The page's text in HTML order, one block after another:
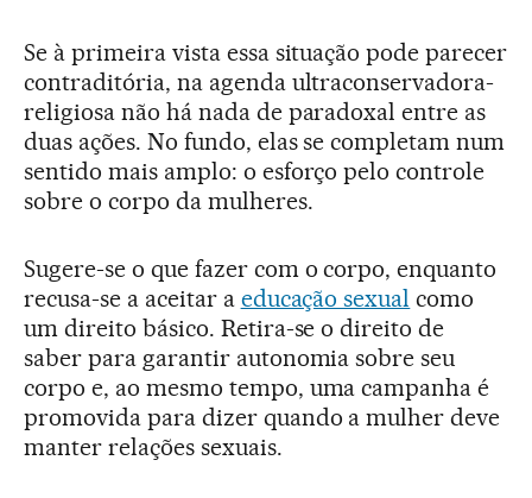
Se à primeira vista essa situação pode parecer
contraditória, na agenda ultraconservadora-
religiosa não há nada de paradoxal entre as
duas ações. No fundo, elas se completam num
sentido mais amplo: o esforço pelo controle
sobre o corpo da mulheres.
Sugere-se o que fazer com o corpo, enquanto
recusa-se a aceitar a educação sexual como
um direito básico. Retira-se o direito de
saber para garantir autonomia sobre seu
corpo e, ao mesmo tempo, uma campanha é
promovida para dizer quando a mulher deve
manter relações sexuais.